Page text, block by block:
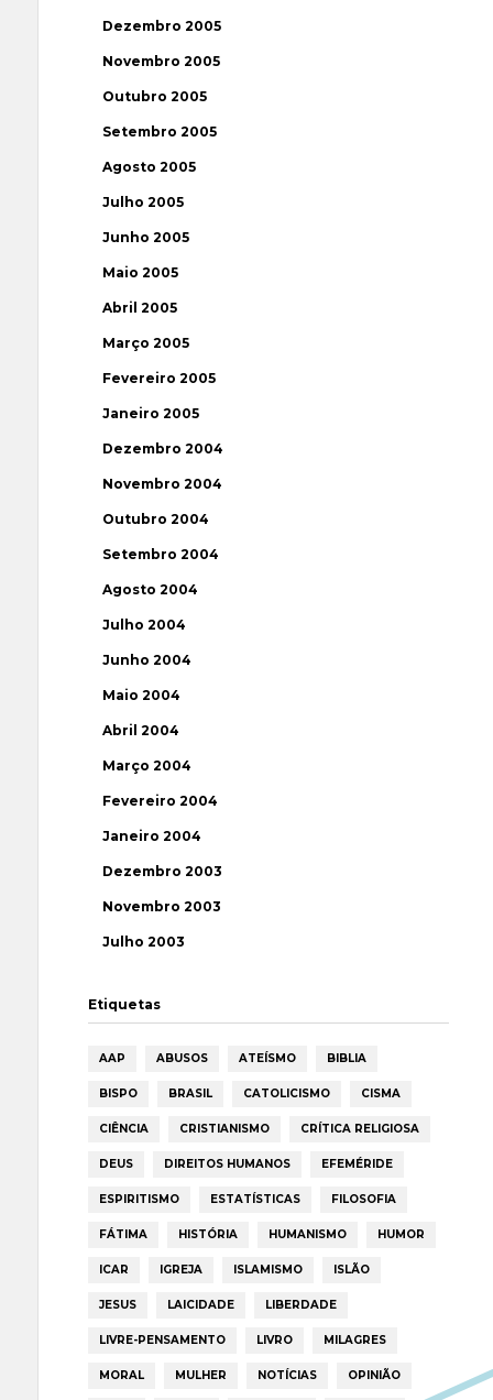
Dezembro 2005
Novembro 2005
Outubro 2005
Setembro 2005
Agosto 2005
Julho 2005
Junho 2005
Maio 2005
Abril 2005
Março 2005
Fevereiro 2005
Janeiro 2005
Dezembro 2004
Novembro 2004
Outubro 2004
Setembro 2004
Agosto 2004
Julho 2004
Junho 2004
Maio 2004
Abril 2004
Março 2004
Fevereiro 2004
Janeiro 2004
Dezembro 2003
Novembro 2003
Julho 2003
Etiquetas
AAP ABUSOS ATEÍSMO BIBLIA
BISPO BRASIL CATOLICISMO CISMA
CIÊNCIA CRISTIANISMO CRÍTICA RELIGIOSA
DEUS DIREITOS HUMANOS EFEMÉRIDE
ESPIRITISMO ESTATÍSTICAS FILOSOFIA
FÁTIMA HISTÓRIA HUMANISMO HUMOR
ICAR IGREJA ISLAMISMO ISLÃO
JESUS LAICIDADE LIBERDADE
LIVRE-PENSAMENTO LIVRO MILAGRES
MORAL MULHER NOTÍCIAS OPINIÃO